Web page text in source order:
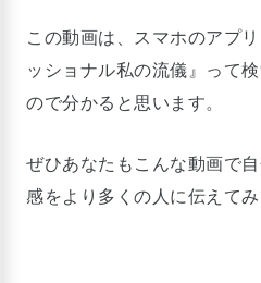
この動画は、スマホのアプ
ッショナル私の流儀』って
ので分かると思います。
ぜひあなたもこんな動画で
感をより多くの人に伝えて